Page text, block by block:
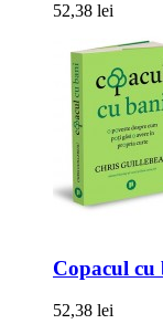
52,38 lei
Copacul cu
52,38 lei